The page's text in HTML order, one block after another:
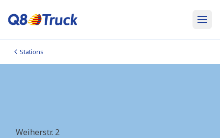
Stations
Weiherstr. 2